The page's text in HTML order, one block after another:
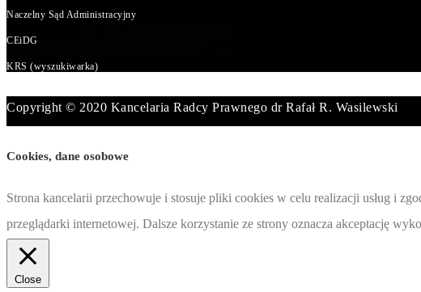
Naczelny Sąd Administracyjny
CEiDG
KRS (wyszukiwarka)
Copyright © 2020 Kancelaria Radcy Prawnego dr Rafał R. Wasilewski
Cookies, dane osobowe
Strona kancelarii przechowuje i stosuje pliki cookies w celu realizacji usług i
przeglądarki internetowej. Dalsze korzystanie ze strony oznacza akceptację
Close